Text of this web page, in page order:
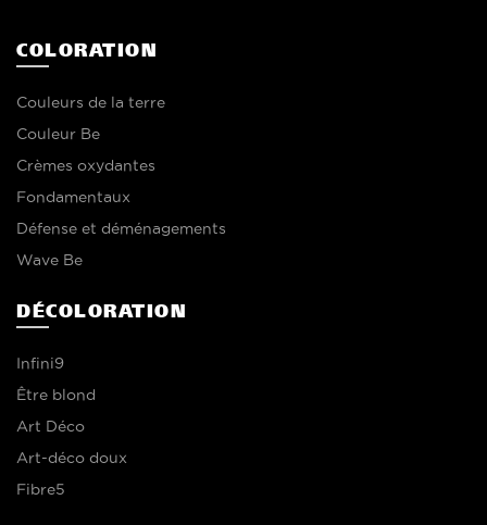
COLORATION
Couleurs de la terre
Couleur Be
Crèmes oxydantes
Fondamentaux
Défense et déménagements
Wave Be
DÉCOLORATION
Infini9
Être blond
Art Déco
Art-déco doux
Fibre5